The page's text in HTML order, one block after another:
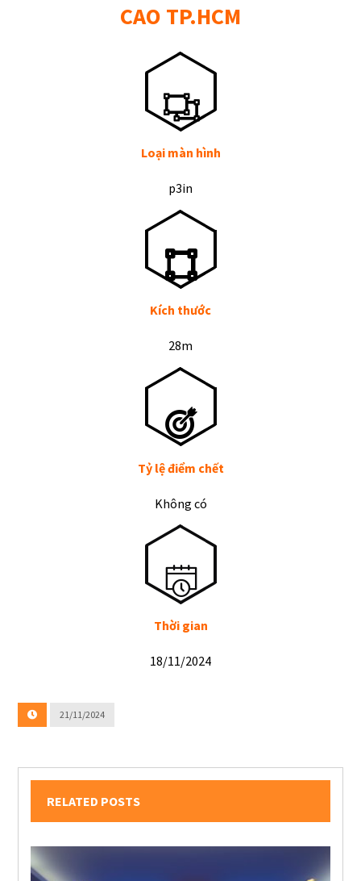
CAO TP.HCM
Loại màn hình
p3in
Kích thước
28m
Tỷ lệ điểm chết
Không có
Thời gian
18/11/2024
21/11/2024
RELATED POSTS